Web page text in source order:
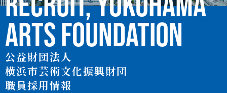
ARTS FOUNDATION
公益財団法人
横浜市芸術文化振興財団
職員採用情報